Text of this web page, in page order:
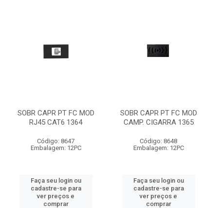
SOBR CAPR PT FC MOD
RJ45 CAT6 1364
Código: 8647
Embalagem: 12PC
Faça seu login ou
cadastre-se para
ver preços e
comprar
SOBR CAPR PT FC MOD
CAMP. CIGARRA 1365
Código: 8648
Embalagem: 12PC
Faça seu login ou
cadastre-se para
ver preços e
comprar